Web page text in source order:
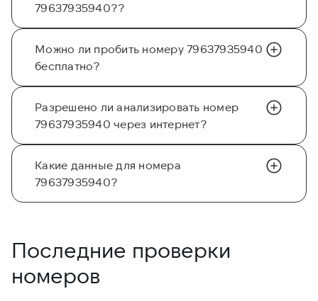
79637935940??
Можно ли пробить номеру 79637935940
бесплатно?
Разрешено ли анализировать номер
79637935940 через интернет?
Какие данные для номера
79637935940?
Последние проверки
номеров